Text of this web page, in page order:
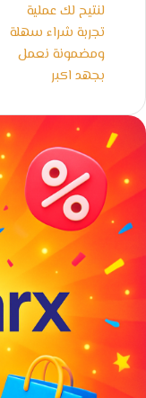
لنتيح لك عملية
تجربة شراء سهلة
ومضمونة نعمل
بجهد اكبر